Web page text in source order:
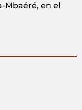
Mbaéré, en el